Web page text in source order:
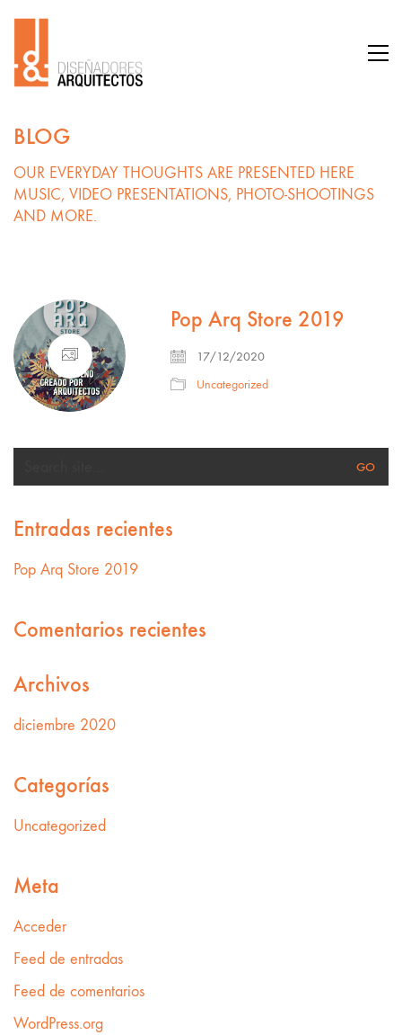
BLOG
OUR EVERYDAY THOUGHTS ARE PRESENTED HERE
MUSIC, VIDEO PRESENTATIONS, PHOTO-SHOOTINGS
AND MORE.
Pop Arq Store 2019
17/12/2020
Uncategorized
Entradas recientes
Pop Arq Store 2019
Comentarios recientes
Archivos
diciembre 2020
Categorías
Uncategorized
Meta
Acceder
Feed de entradas
Feed de comentarios
WordPress.org